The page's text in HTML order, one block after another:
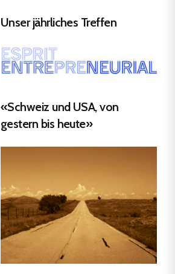
Unser jährliches Treffen
«Schweiz und USA, von
gestern bis heute»